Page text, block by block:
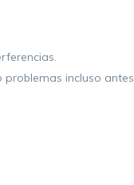
incluso